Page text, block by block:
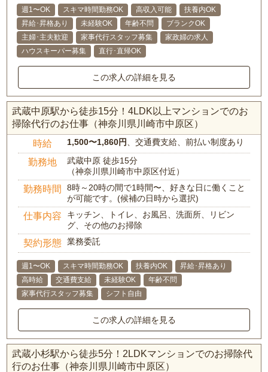
週1〜OK スキマ時間勤務OK 高収入可能
扶養内OK
昇給･昇格あり
未経験OK 年齢不問
ブランクOK
主婦･主夫歓迎
家事代行スタッフ募集
家政婦の求人
ハウスキーパー募集
直行･直帰OK
この求人の詳細を見る
武蔵中原駅から徒歩15分！4LDK以上マンションでのお
掃除代行のお仕事（神奈川県川崎市中原区）
時給 1,500〜1,860円 、交通費支給、前払い制度あり
勤務地
武蔵中原 徒歩15分
（神奈川県川崎市中原区付近）
勤務時間
8時～20時の間で1時間〜、好きな日に働くこと
が可能です。(候補の日時から選択)
仕事内容
キッチン、トイレ、お風呂、洗面所、リビン
グ、その他のお掃除
契約形態 業務委託
週1〜OK スキマ時間勤務OK 扶養内OK
昇給･昇格あり
高時給
交通費支給 未経験OK
年齢不問
家事代行スタッフ募集
シフト自由
この求人の詳細を見る
武蔵小杉駅から徒歩5分！2LDKマンションでのお掃除代
行のお仕事（神奈川県川崎市中原区）